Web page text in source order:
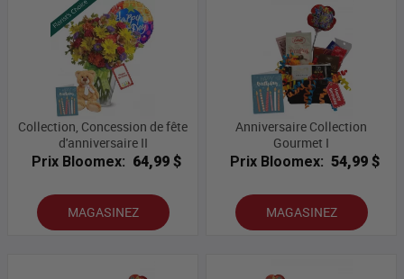
Collection, Concession de fête
d'anniversaire II
Prix Bloomex: 64,99 $
MAGASINEZ
Anniversaire Collection
Gourmet I
Prix Bloomex: 54,99 $
MAGASINEZ